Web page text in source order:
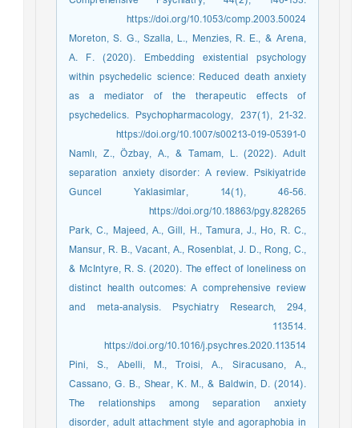
https://doi.org/10.1053/comp.2003.50024
Moreton, S. G., Szalla, L., Menzies, R. E., & Arena,
A. F. (2020). Embedding existential psychology
within psychedelic science: Reduced death anxiety
as a mediator of the therapeutic effects of
psychedelics. Psychopharmacology, 237(1), 21-32.
https://doi.org/10.1007/s00213-019-05391-0
Namlı, Z., Özbay, A., & Tamam, L. (2022). Adult
separation anxiety disorder: A review. Psikiyatride
Guncel Yaklasimlar, 14(1), 46-56.
https://doi.org/10.18863/pgy.828265
Park, C., Majeed, A., Gill, H., Tamura, J., Ho, R. C.,
Mansur, R. B., Vacant, A., Rosenblat, J. D., Rong, C.,
& McIntyre, R. S. (2020). The effect of loneliness on
distinct health outcomes: A comprehensive review
and meta-analysis. Psychiatry Research, 294,
113514.
https://doi.org/10.1016/j.psychres.2020.113514
Pini, S., Abelli, M., Troisi, A., Siracusano, A.,
Cassano, G. B., Shear, K. M., & Baldwin, D. (2014).
The relationships among separation anxiety
disorder, adult attachment style and agoraphobia in